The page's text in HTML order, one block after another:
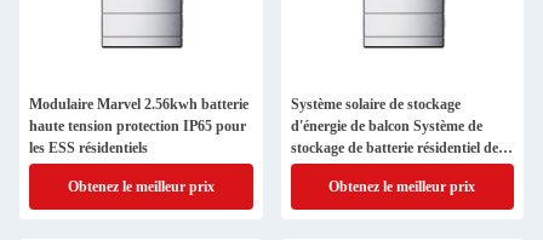
Modulaire Marvel 2.56kwh batterie
haute tension protection IP65 pour
les ESS résidentiels
Obtenez le meilleur prix
Système solaire de stockage
d'énergie de balcon Système de
stockage de batterie résidentiel de
2,56 kWh
Obtenez le meilleur prix